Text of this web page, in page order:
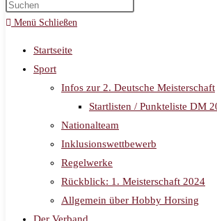
umschalten
Menü Schließen
Startseite
Sport
Infos zur 2. Deutsche Meisterschaft
Startlisten / Punkteliste DM
Nationalteam
Inklusionswettbewerb
Regelwerke
Rückblick: 1. Meisterschaft 2024
Allgemein über Hobby Horsing